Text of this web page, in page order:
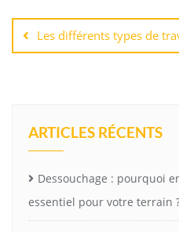
de
l’article
Les différents types de
ARTICLES RÉCENTS
Dessouchage : pourquoi
essentiel pour votre terrain